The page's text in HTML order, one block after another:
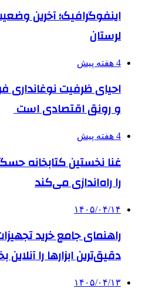
اینفوگرافیک؛ آخرین
لرستان
4 هفته پیش
احیای ظرفیت نوغانداری
و رونق اقتصادی است
4 هفته پیش
غنا نخستین کتابخانه
را راه‌اندازی می‌کند
۱۴۰۵/۰۴/۱۴
راهنمای جامع خرید
دقیق‌ترین ابزارها را آنلاین
۱۴۰۵/۰۴/۱۳